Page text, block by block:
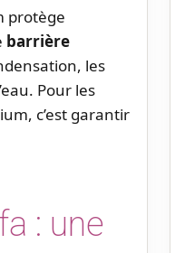
protège
barrière
les
Pour les
c’est garantir
: une